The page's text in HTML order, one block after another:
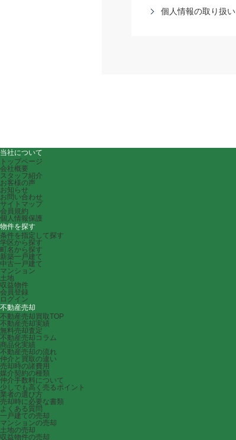
個人情報の取り扱い
当社について
トップページ
会社概要
スタッフ紹介
お客様の声
お知らせ
お問い合わせ
サイトマップ
会員規約
個人情報保護
物件を探す
条件を指定して探す
学区から探す
町名から探す
新築一戸建て
中古一戸建て
マンション
土地
収益物件
会員登録
ログイン
不動産売却
不動産売却買取TOP
不動産売却実績
無料売却査定
不動産売却コラム
商品化実績
不動産売却の流れ
仲介と買取の違い
売却時の諸費用
媒介契約の種類
仲介手数料について
少しでも高く売るポイント
業者の選び方
売却時に必要な書類
よくある質問
一戸建ての売却
マンションの売却
土地の売却
収益物件の売却